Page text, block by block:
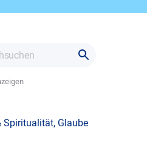
Spiritualität, Glaube